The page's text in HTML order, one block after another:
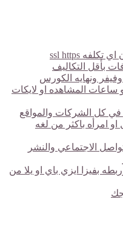
بأقل التكاليف
او ساعات المشاهده او لايكات
امرأه باكثر من لغه
الاجتماعي والنشر
بفيزا ايزي باي او يلا من